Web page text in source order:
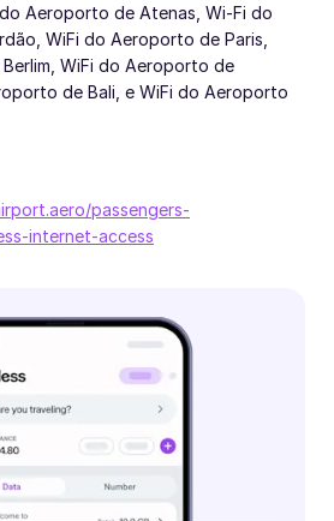
Aeroporto de Atenas, Wi-Fi do
WiFi do Aeroporto de Paris,
WiFi do Aeroporto de
de Bali, e WiFi do Aeroporto
passengers-
internet-access